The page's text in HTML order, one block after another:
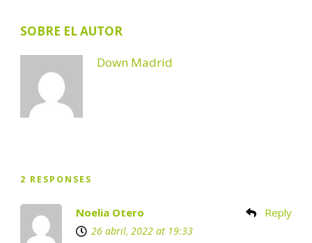
SOBRE EL AUTOR
Down Madrid
2 RESPONSES
Noelia Otero
26 abril, 2022 at 19:33
Reply